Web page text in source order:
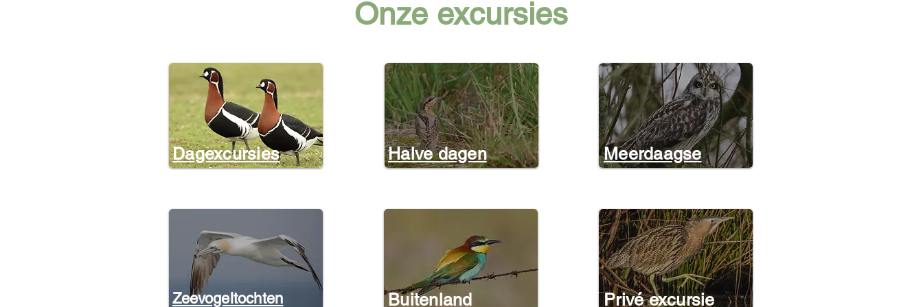
Onze excursies
Dagexcursies
Zeevogeltochten
Halve dagen
Buitenland
Meerdaagse
Privé excursie